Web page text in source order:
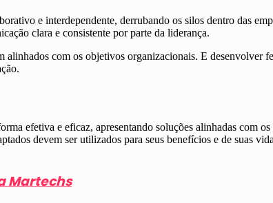
e interdependente, derrubando os silos dentro das
clara e consistente por parte da liderança.
com os objetivos organizacionais. E desenvolver
efetiva e eficaz, apresentando soluções alinhadas com
devem ser utilizados para seus benefícios e de suas
Martechs